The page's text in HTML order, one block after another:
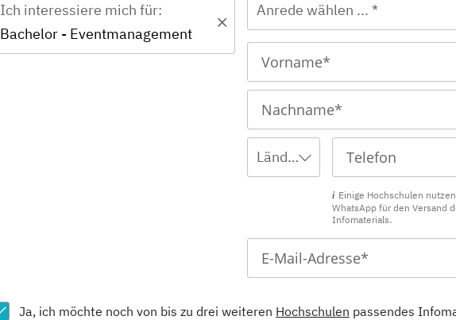
Ich interessiere mich für:
Bachelor - Eventmanagement
Anrede wählen ... *
Ländervorwahl wählen ...
Einige Hochschulen nutzen
WhatsApp für den Versand
Infomaterials.
Ja, ich möchte noch von bis zu drei weiteren Hochschulen passendes